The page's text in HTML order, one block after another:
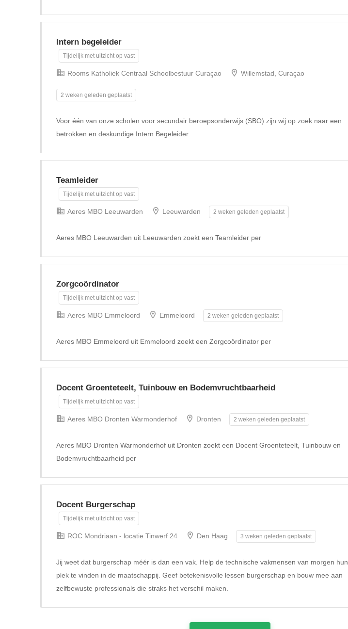
Intern begeleider
Tijdelijk met uitzicht op vast
Rooms Katholiek Centraal Schoolbestuur Curaçao Willemstad, Curaçao
2 weken geleden geplaatst
Voor één van onze scholen voor secundair beroepsonderwijs (SBO) zijn wij op zoek naar een
betrokken en deskundige Intern Begeleider.
Teamleider
Tijdelijk met uitzicht op vast
Aeres MBO Leeuwarden Leeuwarden 2 weken geleden geplaatst
Aeres MBO Leeuwarden uit Leeuwarden zoekt een Teamleider per
Zorgcoördinator
Tijdelijk met uitzicht op vast
Aeres MBO Emmeloord Emmeloord 2 weken geleden geplaatst
Aeres MBO Emmeloord uit Emmeloord zoekt een Zorgcoördinator per
Docent Groenteteelt, Tuinbouw en Bodemvruchtbaarheid
Tijdelijk met uitzicht op vast
Aeres MBO Dronten Warmonderhof Dronten 2 weken geleden geplaatst
Aeres MBO Dronten Warmonderhof uit Dronten zoekt een Docent Groenteteelt, Tuinbouw en
Bodemvruchtbaarheid per
Docent Burgerschap
Tijdelijk met uitzicht op vast
ROC Mondriaan - locatie Tinwerf 24 Den Haag 3 weken geleden geplaatst
Jij weet dat burgerschap méér is dan een vak. Help de technische vakmensen van morgen hun
plek te vinden in de maatschappij. Geef betekenisvolle lessen burgerschap en bouw mee aan
zelfbewuste professionals die straks het verschil maken.